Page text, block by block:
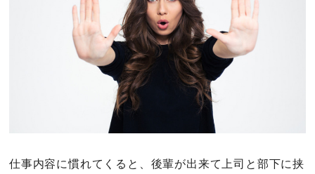
仕事内容に慣れてくると、後輩が出来て上司と部下に挟